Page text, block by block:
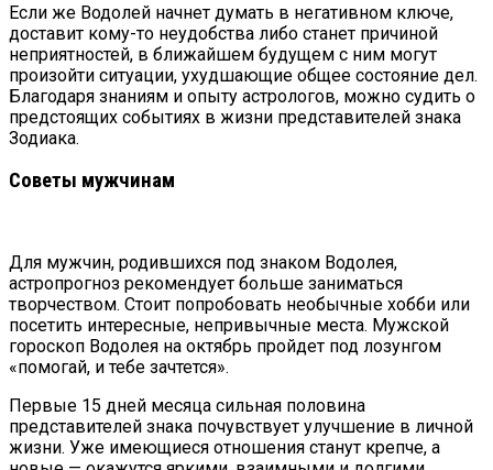
Если же Водолей начнет думать в негативном ключе,
доставит кому-то неудобства либо станет причиной
неприятностей, в ближайшем будущем с ним могут
произойти ситуации, ухудшающие общее состояние дел.
Благодаря знаниям и опыту астрологов, можно судить о
предстоящих событиях в жизни представителей знака
Зодиака.
Советы мужчинам
Для мужчин, родившихся под знаком Водолея,
астропрогноз рекомендует больше заниматься
творчеством. Стоит попробовать необычные хобби или
посетить интересные, непривычные места. Мужской
гороскоп Водолея на октябрь пройдет под лозунгом
«помогай, и тебе зачтется».
Первые 15 дней месяца сильная половина
представителей знака почувствует улучшение в личной
жизни. Уже имеющиеся отношения станут крепче, а